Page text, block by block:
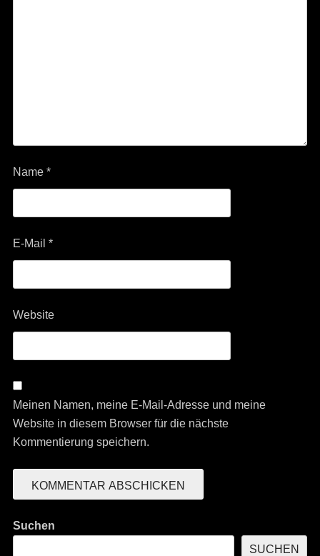
Name *
E-Mail *
Website
Meinen Namen, meine E-Mail-Adresse und meine
Website in diesem Browser für die nächste
Kommentierung speichern.
Suchen
SUCHEN